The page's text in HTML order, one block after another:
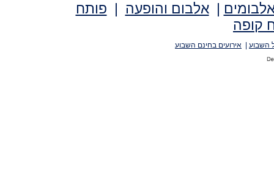
|אלבום והופעה | פותח
קופה
השבוע אירועים בחינם השבוע